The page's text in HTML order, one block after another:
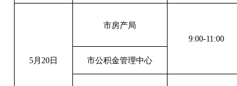
5月20日
市房产局
9:00-11:00
市公积金管理中心